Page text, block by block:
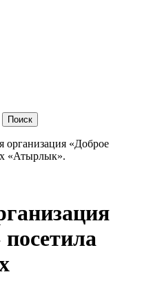
Поиск
организация «Доброе
«Атырлык».
посетила